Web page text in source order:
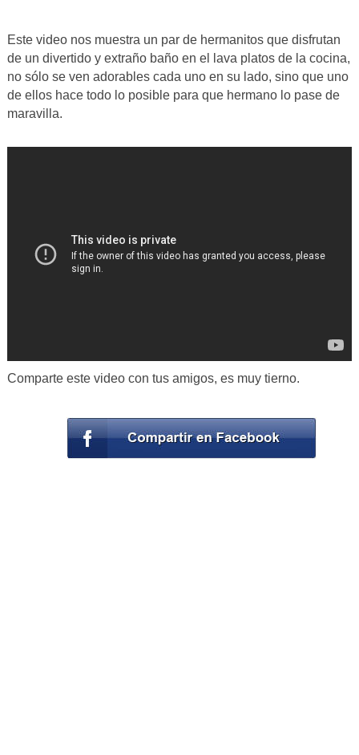
Este video nos muestra un par de hermanitos que disfrutan
de un divertido y extraño baño en el lava platos de la cocina,
no sólo se ven adorables cada uno en su lado, sino que uno
de ellos hace todo lo posible para que hermano lo pase de
maravilla.
Comparte este video con tus amigos, es muy tierno.